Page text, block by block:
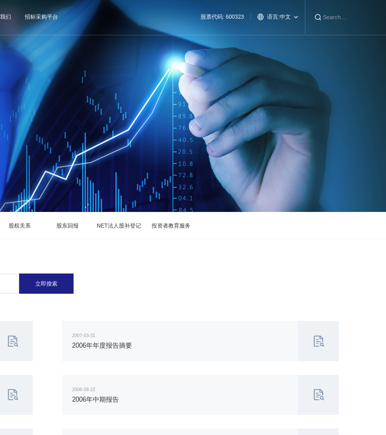
们 招标采购平台 股票代码: 600323 语言:中文
股权关系 股东回报 NET法人股补登记 投资者教育服务
立即搜索
2007-03-31
2006年年度报告摘要
2006-08-22
2006年中期报告